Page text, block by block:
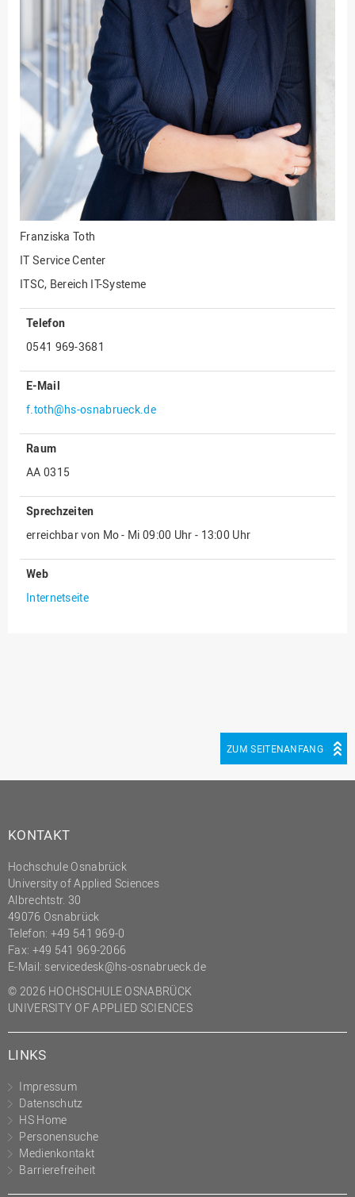
Gesellschaftliches
Engagement
Gleichstellungsbüro
Hochschulleitung
Hochschulplanung/-
strategie
Innenrevision
Institut für Musik
IT Service Center
Kommunikation und
Personal
Personalentwicklung
Personalrat
Präsidialbüro
Professional School
(PMO)
Prozessmanagement
Science to Business GmbH
Studierendensekretariat
Franziska Toth
IT Service Center
ITSC, Bereich IT-Systeme
Telefon
0541 969-3681
E-Mail
f.toth@hs-osnabrueck.de
Raum
AA 0315
Sprechzeiten
erreichbar von Mo - Mi 09:00 Uhr - 13:00 Uhr
Web
Internetseite
ZUM SEITENANFANG
KONTAKT
Hochschule Osnabrück
University of Applied Sciences
Albrechtstr. 30
49076 Osnabrück
Telefon: +49 541 969-0
Fax: +49 541 969-2066
E-Mail: servicedesk@hs-osnabrueck.de
© 2026 HOCHSCHULE OSNABRÜCK
UNIVERSITY OF APPLIED SCIENCES
LINKS
Impressum
Datenschutz
HS Home
Personensuche
Medienkontakt
Barrierefreiheit